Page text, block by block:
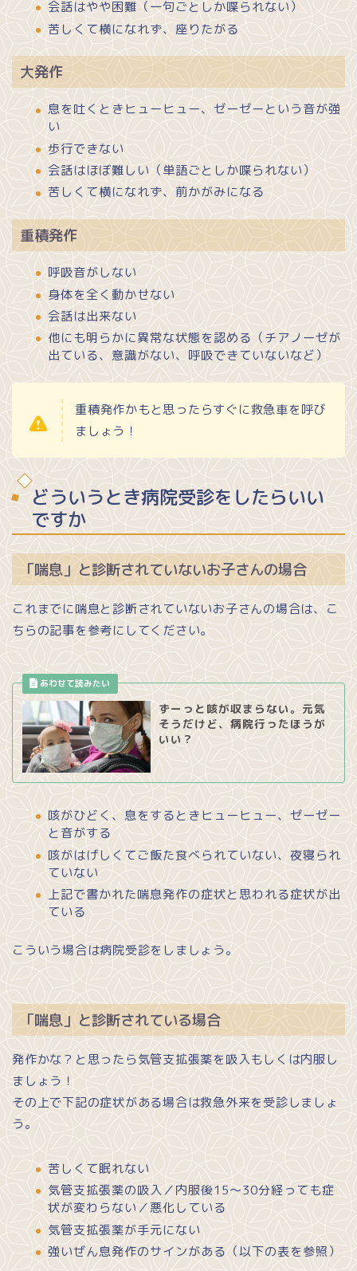
会話はやや困難（一句ごとしか喋られない）
苦しくて横になれず、座りたがる
大発作
息を吐くときヒューヒュー、ゼーゼーという音が強
い
歩行できない
会話はほぼ難しい（単語ごとしか喋られない）
苦しくて横になれず、前かがみになる
重積発作
呼吸音がしない
身体を全く動かせない
会話は出来ない
他にも明らかに異常な状態を認める（チアノーゼが
出ている、意識がない、呼吸できていないなど）
重積発作かもと思ったらすぐに救急車を呼び
ましょう！
どういうとき病院受診をしたらいい
ですか
「喘息」と診断されていないお子さんの場合
これまでに喘息と診断されていないお子さんの場合は、こ
ちらの記事を参考にしてください。
ずーっと咳が収まらない。元気
そうだけど、病院行ったほうが
いい？
咳がひどく、息をするときヒューヒュー、ゼーゼー
と音がする
咳がはげしくてご飯た食べられていない、夜寝られ
ていない
上記で書かれた喘息発作の症状と思われる症状が出
ている
こういう場合は病院受診をしましょう。
「喘息」と診断されている場合
発作かな？と思ったら気管支拡張薬を吸入もしくは内服し
ましょう！
その上で下記の症状がある場合は救急外来を受診しましょ
う。
苦しくて眠れない
気管支拡張薬の吸入／内服後15～30分経っても症
状が変わらない／悪化している
気管支拡張薬が手元にない
強いぜん息発作のサインがある（以下の表を参照）